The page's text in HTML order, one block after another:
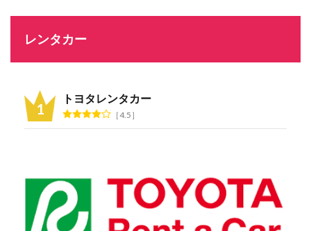
レンタカー
トヨタレンタカー
4.5